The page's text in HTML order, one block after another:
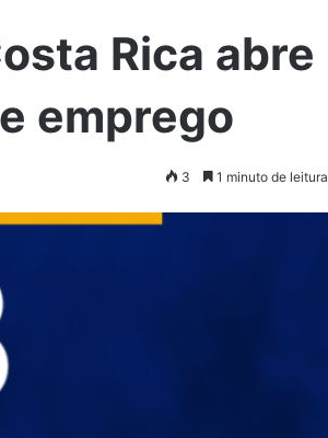
Rica abre
emprego
3 1 minuto de leitura